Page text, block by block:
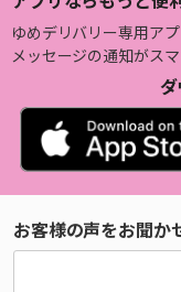
ゆめデリバリー専用アプ
メッセージの通知がス
ダ
お客様の声をお聞か